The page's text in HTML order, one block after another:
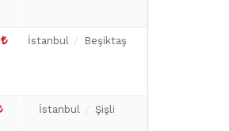
İstanbul Beşiktaş
İstanbul Şişli